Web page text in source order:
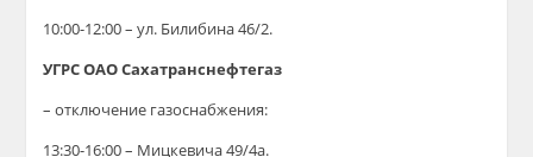
10:00-12:00 – ул. Билибина 46/2.
УГРС ОАО Сахатранснефтегаз
– отключение газоснабжения:
13:30-16:00 – Мицкевича 49/4а.